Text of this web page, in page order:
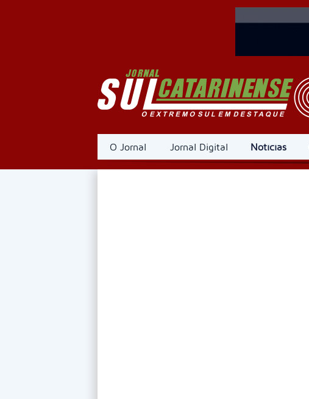
O Jornal Jornal Digital Notícias